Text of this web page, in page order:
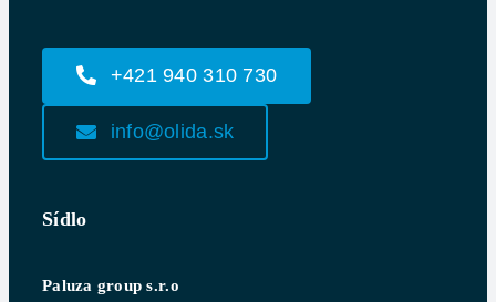
+421 940 310 730
info@olida.sk
Sídlo
Paluza group s.r.o